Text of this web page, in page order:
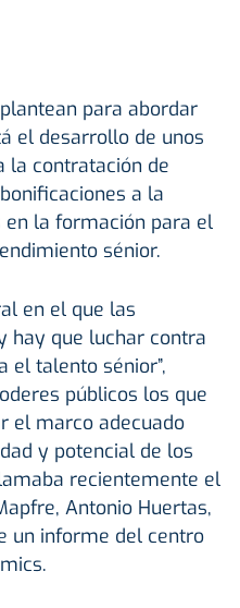
para abordar
el desarrollo de unos
la contratación de
a la
en la formación para el
sénior.
en el que las
hay que luchar contra
el talento sénior”,
públicos los que
el marco adecuado
y potencial de los
recientemente el
Antonio Huertas,
un informe del centro